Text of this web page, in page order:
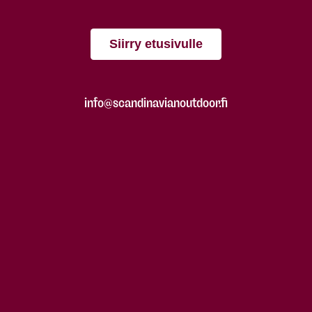
Siirry etusivulle
info@scandinavianoutdoor.fi